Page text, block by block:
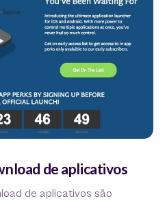
de aplicativos
de aplicativos são